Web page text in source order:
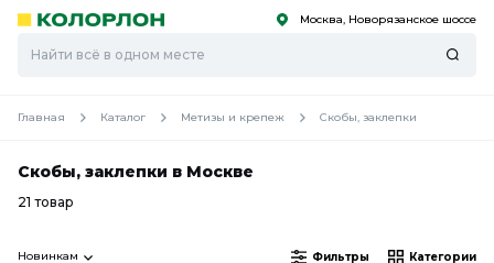
Скоро
Скоро Москва, Новорязанское шоссе
Главная Каталог Метизы и крепеж Скобы, заклепки
Скобы, заклепки в Москве
21 товар
Новинкам Фильтры Категории